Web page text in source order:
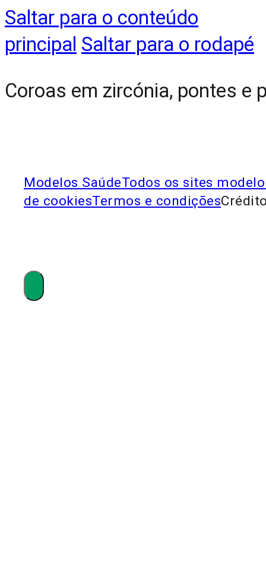
Saltar para o conteúdo
principal Saltar para o rodapé
Coroas em zircónia, pontes e
Modelos SaúdeTodos os sites modelo
de cookiesTermos e condições